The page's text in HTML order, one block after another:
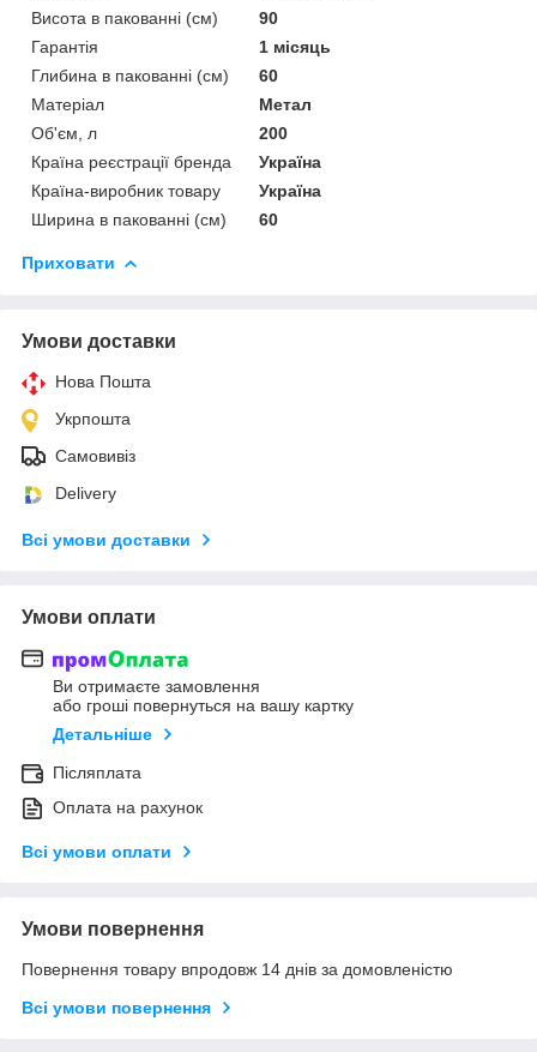
Висота в пакованні (см)
90
Гарантія
1 місяць
Глибина в пакованні (см)
60
Матеріал
Метал
Об'єм, л
200
Країна реєстрації бренда
Україна
Країна-виробник товару
Україна
Ширина в пакованні (см)
60
Приховати
Умови доставки
Нова Пошта
Укрпошта
Самовивіз
Delivery
Всі умови доставки
Умови оплати
Ви отримаєте замовлення
або гроші повернуться на вашу картку
Детальніше
Післяплата
Оплата на рахунок
Всі умови оплати
Умови повернення
Повернення товару впродовж 14 днів за домовленістю
Всі умови повернення